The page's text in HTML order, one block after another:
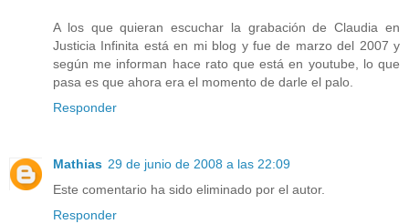
A los que quieran escuchar la grabación de Claudia en
Justicia Infinita está en mi blog y fue de marzo del 2007 y
según me informan hace rato que está en youtube, lo que
pasa es que ahora era el momento de darle el palo.
Responder
Mathias 29 de junio de 2008 a las 22:09
Este comentario ha sido eliminado por el autor.
Responder